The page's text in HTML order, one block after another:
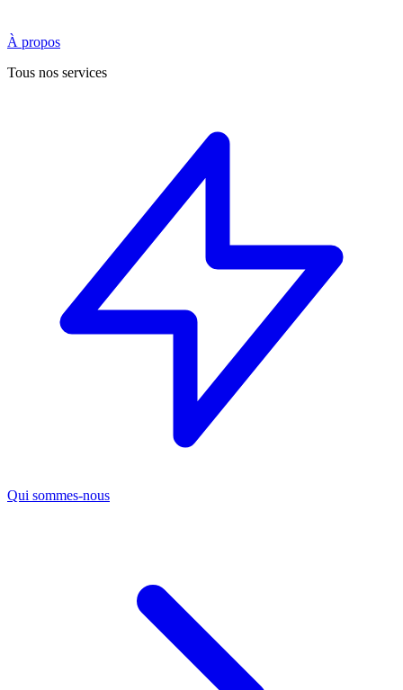
À propos
Tous nos services
Qui sommes-nous